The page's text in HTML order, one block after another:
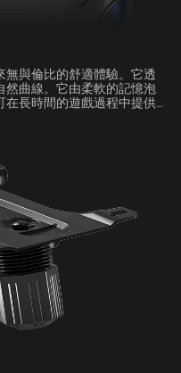
與倫比的舒適體驗。它透
然曲線。它由柔軟的記憶泡
在長時間的遊戲過程中提供